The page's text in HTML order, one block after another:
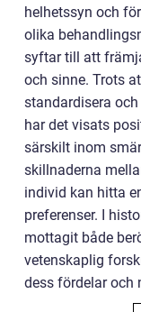
helhetssyn och
olika
syftar till att
och sinne. Trots
standardisera
har det visats
särskilt inom
skillnaderna
individ kan hitta
preferenser. I
mottagit både
vetenskaplig
dess fördelar och